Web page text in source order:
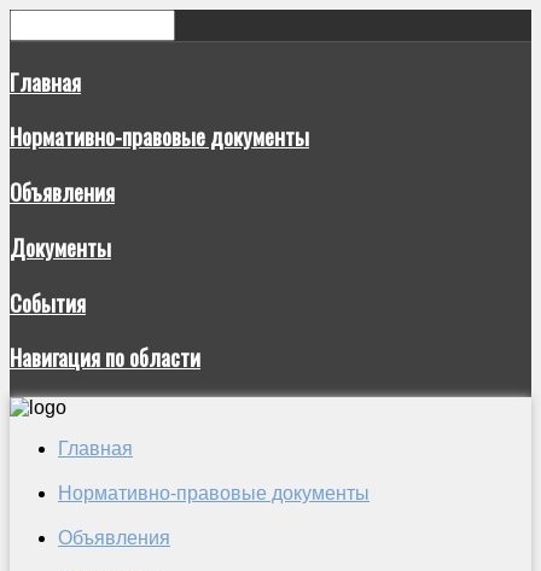
Главная
Нормативно-правовые документы
Объявления
Документы
События
Навигация по области
Главная
Нормативно-правовые документы
Объявления